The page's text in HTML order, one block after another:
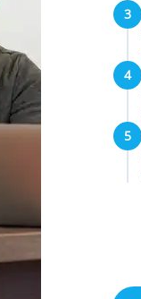
3
4
5